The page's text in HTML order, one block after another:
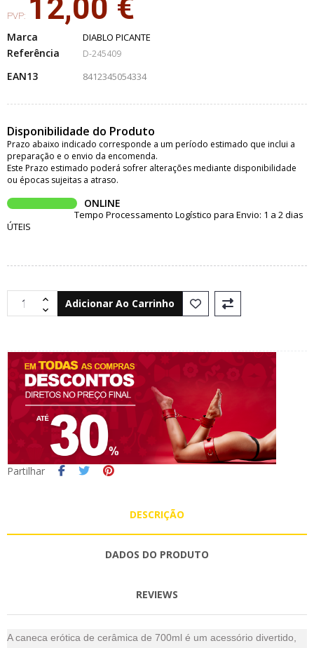
PVP: 12,00 €
Marca DIABLO PICANTE
Referência D-245409
EAN13 8412345054334
Disponibilidade do Produto
Prazo abaixo indicado corresponde a um período estimado que inclui a
preparação e o envio da encomenda.
Este Prazo estimado poderá sofrer alterações mediante disponibilidade
ou épocas sujeitas a atraso.
ONLINE
Tempo Processamento Logístico para Envio: 1 a 2 dias
ÚTEIS
Adicionar Ao Carrinho
Partilhar
DESCRIÇÃO
DADOS DO PRODUTO
REVIEWS
A caneca erótica de cerâmica de 700ml é um acessório divertido,